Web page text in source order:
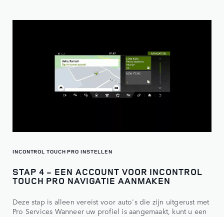
INCONTROL TOUCH PRO INSTELLEN
STAP 4 - EEN ACCOUNT VOOR INCONTROL
TOUCH PRO NAVIGATIE AANMAKEN
Deze stap is alleen vereist voor auto's die zijn uitgerust met
Pro Services Wanneer uw profiel is aangemaakt, kunt u een